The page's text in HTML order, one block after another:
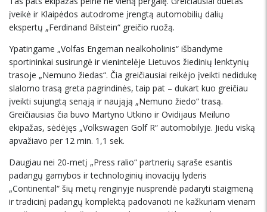
įveikė ir Klaipėdos autodrome įrengtą automobilių dalių
ekspertų „Ferdinand Bilstein“ greičio ruožą.
Ypatingame „Volfas Engeman nealkoholinis“ išbandyme
sportininkai susirungė ir vienintelėje Lietuvos žiedinių lenktynių
trasoje „Nemuno žiedas“. Čia greičiausiai reikėjo įveikti nedidukę
slalomo trasą greta pagrindinės, taip pat – dukart kuo greičiau
įveikti sujungtą senąją ir naująją „Nemuno žiedo“ trasą.
Greičiausias čia buvo Martyno Utkino ir Ovidijaus Meiluno
ekipažas, sėdėjęs „Volkswagen Golf R“ automobilyje. Jiedu viską
apvažiavo per 12 min. 1,1 sek.
Daugiau nei 20-metį „Press ralio“ partnerių sąraše esantis
padangų gamybos ir technologinių inovacijų lyderis
„Continental“ šių metų renginyje nusprendė padaryti staigmeną
ir tradicinį padangų komplektą padovanoti ne kažkuriam vienam